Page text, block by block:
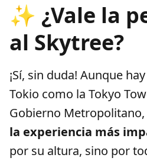
✨ ¿Vale la
al Skytree?
¡Sí, sin duda! Aunque
Tokio como la Tokyo
Gobierno Metropolitano,
la experiencia más
por su altura, sino por